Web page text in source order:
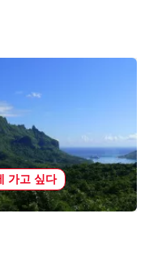
가고 싶다